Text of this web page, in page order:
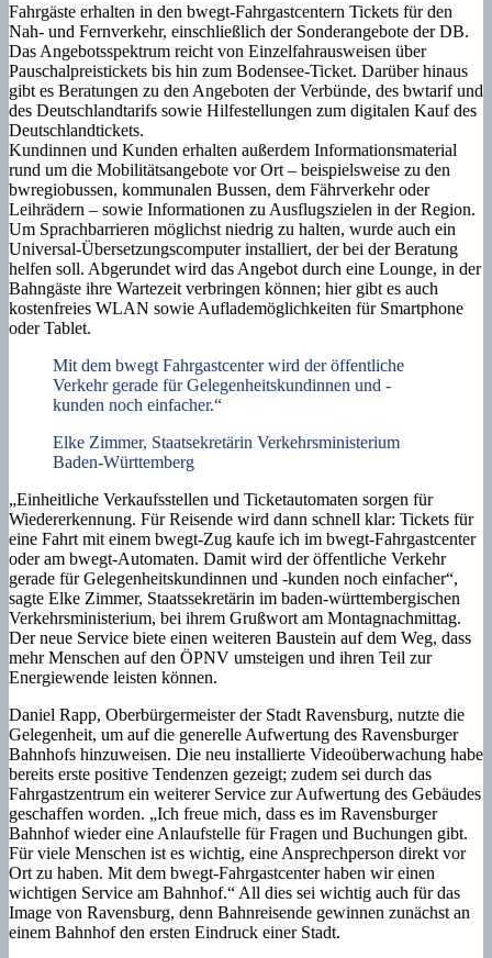
Fahrgäste erhalten in den bwegt-Fahrgastcentern Tickets für den
Nah- und Fernverkehr, einschließlich der Sonderangebote der DB.
Das Angebotsspektrum reicht von Einzelfahrausweisen über
Pauschalpreistickets bis hin zum Bodensee-Ticket. Darüber hinaus
gibt es Beratungen zu den Angeboten der Verbünde, des bwtarif und
des Deutschlandtarifs sowie Hilfestellungen zum digitalen Kauf des
Deutschlandtickets.
Kundinnen und Kunden erhalten außerdem Informationsmaterial
rund um die Mobilitätsangebote vor Ort – beispielsweise zu den
bwregiobussen, kommunalen Bussen, dem Fährverkehr oder
Leihrädern – sowie Informationen zu Ausflugszielen in der Region.
Um Sprachbarrieren möglichst niedrig zu halten, wurde auch ein
Universal-Übersetzungscomputer installiert, der bei der Beratung
helfen soll. Abgerundet wird das Angebot durch eine Lounge, in der
Bahngäste ihre Wartezeit verbringen können; hier gibt es auch
kostenfreies WLAN sowie Auflademöglichkeiten für Smartphone
oder Tablet.
Mit dem bwegt Fahrgastcenter wird der öffentliche
Verkehr gerade für Gelegenheitskundinnen und -
kunden noch einfacher.“
Elke Zimmer, Staatsekretärin Verkehrsministerium
Baden-Württemberg
„Einheitliche Verkaufsstellen und Ticketautomaten sorgen für
Wiedererkennung. Für Reisende wird dann schnell klar: Tickets für
eine Fahrt mit einem bwegt-Zug kaufe ich im bwegt-Fahrgastcenter
oder am bwegt-Automaten. Damit wird der öffentliche Verkehr
gerade für Gelegenheitskundinnen und -kunden noch einfacher“,
sagte Elke Zimmer, Staatssekretärin im baden-württembergischen
Verkehrsministerium, bei ihrem Grußwort am Montagnachmittag.
Der neue Service biete einen weiteren Baustein auf dem Weg, dass
mehr Menschen auf den ÖPNV umsteigen und ihren Teil zur
Energiewende leisten können.
Daniel Rapp, Oberbürgermeister der Stadt Ravensburg, nutzte die
Gelegenheit, um auf die generelle Aufwertung des Ravensburger
Bahnhofs hinzuweisen. Die neu installierte Videoüberwachung habe
bereits erste positive Tendenzen gezeigt; zudem sei durch das
Fahrgastzentrum ein weiterer Service zur Aufwertung des Gebäudes
geschaffen worden. „Ich freue mich, dass es im Ravensburger
Bahnhof wieder eine Anlaufstelle für Fragen und Buchungen gibt.
Für viele Menschen ist es wichtig, eine Ansprechperson direkt vor
Ort zu haben. Mit dem bwegt-Fahrgastcenter haben wir einen
wichtigen Service am Bahnhof.“ All dies sei wichtig auch für das
Image von Ravensburg, denn Bahnreisende gewinnen zunächst an
einem Bahnhof den ersten Eindruck einer Stadt.